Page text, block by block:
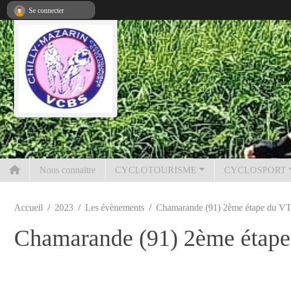
Nous connaitre CYCLOTOURISME CYCLOSPORT
Accueil 2023 Les évènements Chamarande (91) 2ème étape du
Chamarande (91) 2ème
Se connecter
Panneau de gestion des cookies